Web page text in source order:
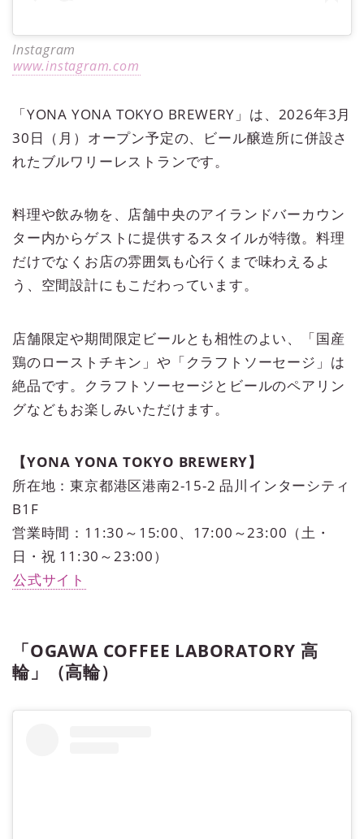
Instagram
www.instagram.com
「YONA YONA TOKYO BREWERY」は、2026年3月
30日（月）オープン予定の、ビール醸造所に併設さ
れたブルワリーレストランです。
料理や飲み物を、店舗中央のアイランドバーカウン
ター内からゲストに提供するスタイルが特徴。料理
だけでなくお店の雰囲気も心行くまで味わえるよ
う、空間設計にもこだわっています。
店舗限定や期間限定ビールとも相性のよい、「国産
鶏のローストチキン」や「クラフトソーセージ」は
絶品です。クラフトソーセージとビールのペアリン
グなどもお楽しみいただけます。
【YONA YONA TOKYO BREWERY】
所在地：東京都港区港南2-15-2 品川インターシティ
B1F
営業時間：11:30～15:00、17:00～23:00（土・
日・祝 11:30～23:00）
公式サイト
「OGAWA COFFEE LABORATORY 高
輪」（高輪）